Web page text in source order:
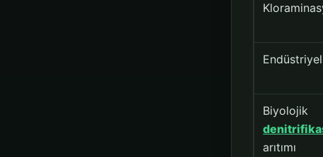
Biyolojik
arıtımı